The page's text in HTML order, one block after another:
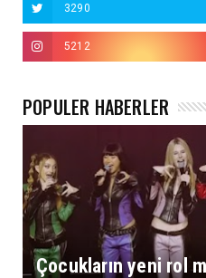
3290
5212
POPÜLER HABERLER
Çocukların yeni rol